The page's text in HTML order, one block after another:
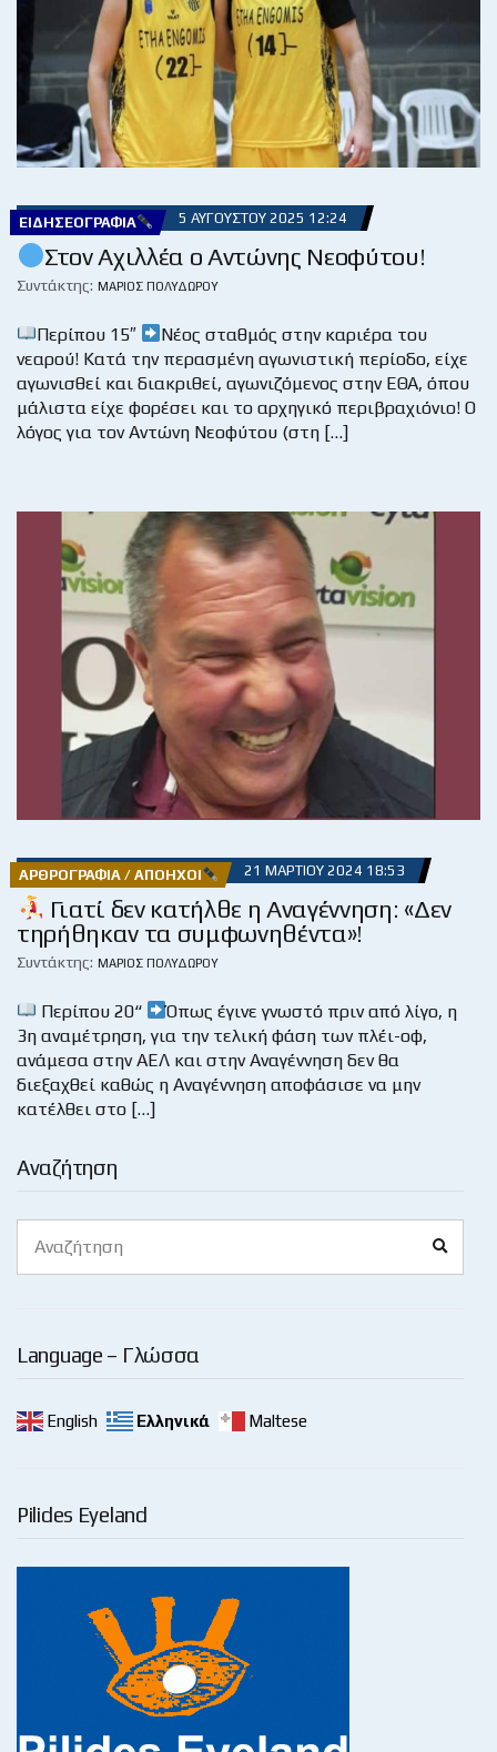
Αναζήτηση
for:
Language – Γλώσσα
English Ελληνικά Maltese
Pilides Eyeland
ΕΙΔΗΣΕΟΓΡΑΦΊΑ 5 ΑΥΓΟΎΣΤΟΥ 2025 12:24
Στον Αχιλλέα ο Αντώνης Νεοφύτου!
Συντάκτης: ΜΆΡΙΟΣ ΠΟΛΥΔΏΡΟΥ
Περίπου 15″
Νέος σταθμός στην καριέρα του
νεαρού! Κατά την περασμένη αγωνιστική περίοδο, είχε
αγωνισθεί και διακριθεί, αγωνιζόμενος στην ΕΘΑ, όπου
μάλιστα είχε φορέσει και το αρχηγικό περιβραχιόνιο! Ο
λόγος για τον Αντώνη Νεοφύτου (στη […]
ΑΡΘΡΟΓΡΑΦΊΑ / ΑΠΌΗΧΟΙ 21 ΜΑΡΤΊΟΥ 2024 18:53
Γιατί δεν κατήλθε η Αναγέννηση: «Δεν
τηρήθηκαν τα συμφωνηθέντα»!
Συντάκτης: ΜΆΡΙΟΣ ΠΟΛΥΔΏΡΟΥ
Περίπου 20“
Όπως έγινε γνωστό πριν από λίγο, η
3η αναμέτρηση, για την τελική φάση των πλέι-οφ,
ανάμεσα στην ΑΕΛ και στην Αναγέννηση δεν θα
διεξαχθεί καθώς η Αναγέννηση αποφάσισε να μην
κατέλθει στο […]